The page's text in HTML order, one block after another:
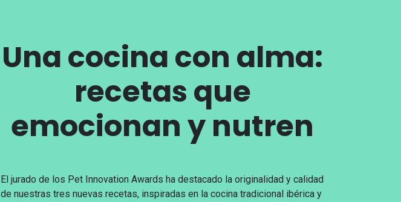
Una cocina con alma:
recetas que
emocionan y nutren
El jurado de los Pet Innovation Awards ha destacado la originalidad y calidad
de nuestras tres nuevas recetas, inspiradas en la cocina tradicional ibérica y